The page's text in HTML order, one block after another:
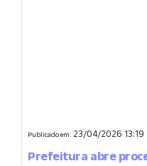
Publicado em: 23/04/2026 13:19
Prefeitura abre